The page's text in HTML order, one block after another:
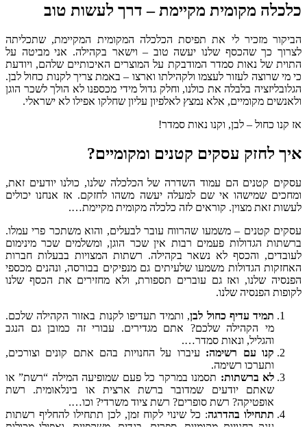
מקומית מקיימת – דרך לעשות טוב
מזכיר לי את תפיסת הכלכלה המקומית המקיימת, שתכליתה
כך שהכסף שלנו יעשה טוב – וישאר בקהילה. אני מביטה על
של נאות סמדר המודבקת על המוצרים האיכותיים שלהם, ויודעת
שרוצה לעזור לעצמו ולקהילתו וארצו – באמת צריך לקנות כחול לבן.
בלבלה את כולנו, וחלק גדול מידי מכספנו לא הולך לשכר הוגן
מקומיים, אלא נמצץ לאלפיון עליון שחלקו אפילו לא ישראלי.
כחול – לבן, וקנו נאות סמדר!
לחזק עסקים קטנים ומקומיים?
קטנים הם עמוד השדרה של הכלכלה שלנו, כולנו יודעים זאת,
שמישהו אי שם למעלה יעשה משהו לחזקם. אז אנחנו יכולים
זאת מצוין. קוראים לזה כלכלה מקומית מקיימת….
קטנים – משמעו שהרווח עובר לבעלים, והוא משתכר פרי עמלו.
הגדולות פעמים רבות אין שכר הוגן, ומשלמים שכר מינימום
והכסף לא נשאר בקהילה. רשתות המצויות בבעלות חברות
הגדולות משמעו שלעיתים גם מנפיקים בבורסה, ונהנים מכספי
שלנו, ואז גם עוברים תספורת, ולא מחזירים את הכסף שלנו
הפנסיה שלנו.
תמיד עדיף כחול לבן, ותמיד תעדיפו לקנות באזור הקהילה שלכם.
מי הקהילה שלכם? אתם מגדירים. עבורי זה כמובן גם הנגב
והגליל, ונאות סמדר….
קנו עם רשימה:עיברו על החנויות בהם אתם קונים וצורכים,
ותערכו רשימה.
לא ברשתות:תסמנו במרקר כל פעם שמופיעה המילה “רשת” או
שאתם יודעים שמדובר ברשת ארצית או בינלאומית. רשת
אופטיקה? רשת סופרים? רשת ציוד משרדי? וכו….
תתחילו בהדרגה: כל שינוי לקוח זמן, לכן תתחילו להחליף רשתות